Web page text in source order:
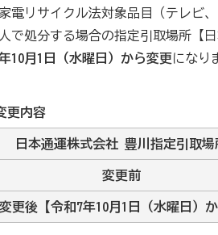
家電リサイクル法対象品目（テレビ
人で処分する場合の指定引取場所【
10月1日（水曜日）から変更になり
更内容
日本通運株式会社 豊川指定引取場
変更前
変更後【令和7年10月1日（水曜日）か